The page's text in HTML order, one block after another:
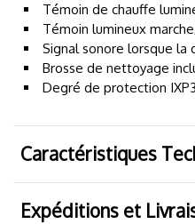
Témoin de chauffe
Témoin lumineux
Signal sonore lorsque la
Brosse de nettoyage
Degré de protection IXP3
Caractéristiques
Expéditions et